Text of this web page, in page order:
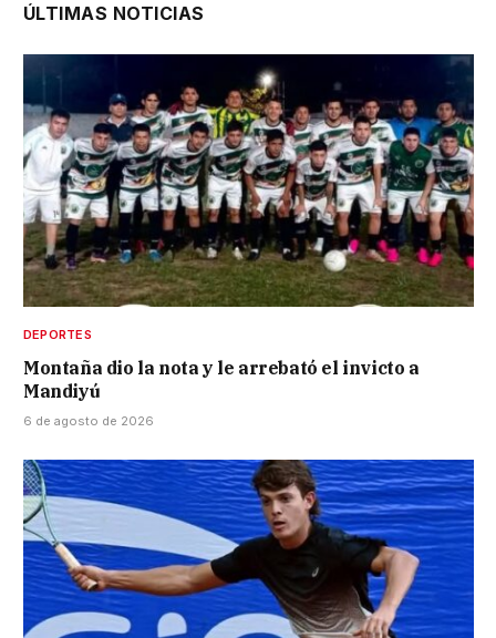
ÚLTIMAS NOTICIAS
DEPORTES
Montaña dio la nota y le arrebató el invicto a
Mandiyú
6 de agosto de 2026